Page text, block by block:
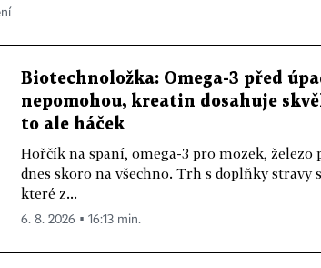
Biotechnoložka: Omega-3 před
nepomohou, kreatin dosahuje
to ale háček
Hořčík na spaní, omega-3 pro mozek, železo
dnes skoro na všechno. Trh s doplňky stravy
které z...
6. 8. 2026 ▪ 16:13 min.